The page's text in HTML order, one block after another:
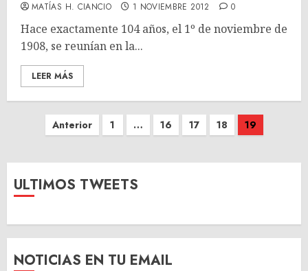
MATÍAS H. CIANCIO 1 NOVIEMBRE 2012 0
Hace exactamente 104 años, el 1º de noviembre de
1908, se reunían en la...
LEER MÁS
Paginación
entradas
Anterior 1 … 16 17 18 19
ULTIMOS TWEETS
NOTICIAS EN TU EMAIL